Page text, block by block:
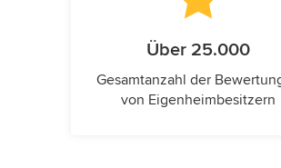
Über 25.000
Gesamtanzahl der
von Eigenheimbesitzern